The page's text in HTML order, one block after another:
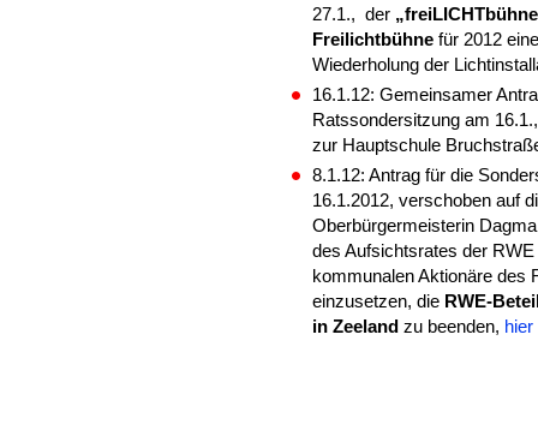
27.1., der
Freilichtbühne für 2012
Wiederholung der
16.1.12: Gemeinsamer
Ratssondersitzung am
zur Hauptschule
8.1.12: Antrag für die
16.1.2012, verschoben auf
Oberbürgermeisterin
des Aufsichtsrates der
kommunalen Aktionäre des
einzusetzen, die RWE-
in Zeeland zu beenden, hier